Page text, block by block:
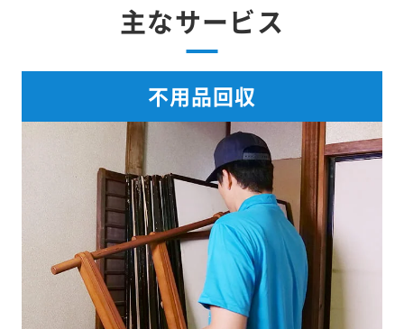
主なサービス
不用品回収